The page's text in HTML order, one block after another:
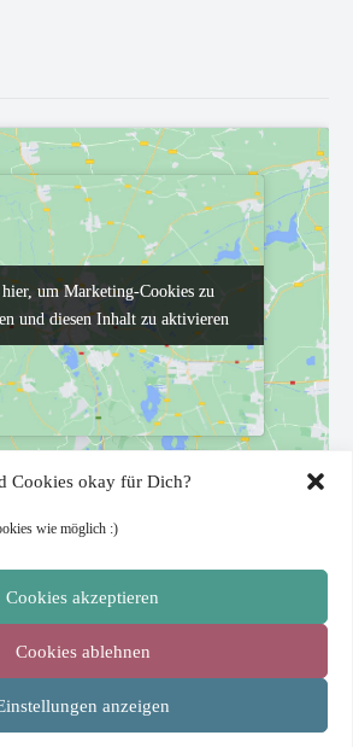
Cookies okay für Dich?
wie möglich :)
Cookies akzeptieren
Cookies ablehnen
anzeigen
Karte anzeigen
um Marketing-Cookies zu
und diesen Inhalt zu aktivieren
um Marketing-Cookies zu
und diesen Inhalt zu aktivieren